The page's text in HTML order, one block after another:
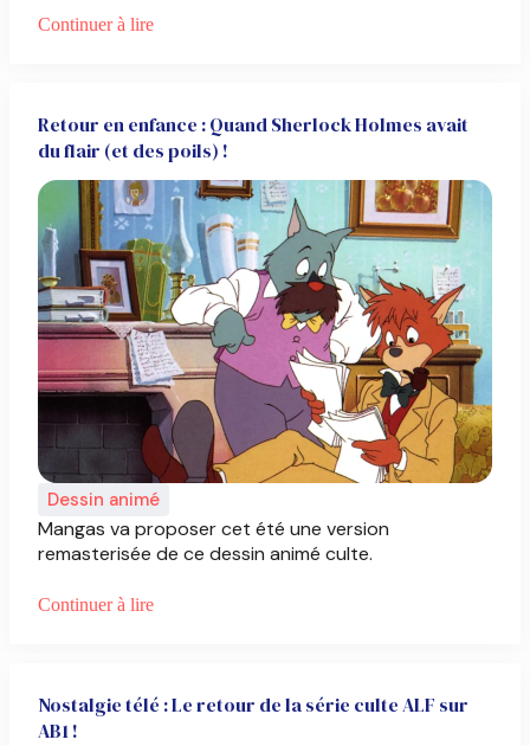
Continuer à lire
Retour en enfance : Quand Sherlock Holmes avait
du flair (et des poils) !
Dessin animé
Mangas va proposer cet été une version
remasterisée de ce dessin animé culte.
Continuer à lire
Nostalgie télé : Le retour de la série culte ALF sur
AB1 !